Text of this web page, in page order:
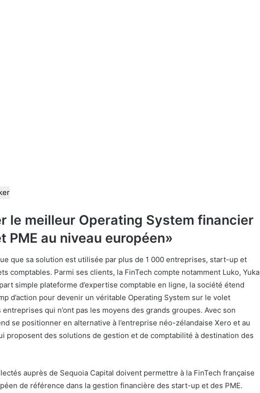
le meilleur Operating System financier
PME au niveau européen»
que sa solution est utilisée par plus de 1 000 entreprises, start-up et
comptables. Parmi ses clients, la FinTech compte notamment Luko, Yuka
simple plateforme d’expertise comptable en ligne, la société étend
d’action pour devenir un véritable Operating System sur le volet
qui n’ont pas les moyens des grands groupes. Avec son
se positionner en alternative à l’entreprise néo-zélandaise Xero et au
proposent des solutions de gestion et de comptabilité à destination des
auprès de Sequoia Capital doivent permettre à la FinTech française
de référence dans la gestion financière des start-up et des PME.